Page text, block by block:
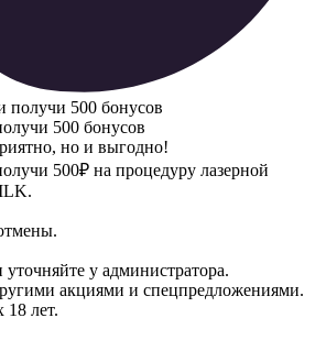
500 бонусов
но и выгодно!
500₽ на процедуру лазерной
у администратора.
акциями и спецпредложениями.
лет.